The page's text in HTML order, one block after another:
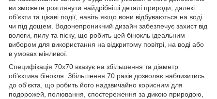
ви зможете розглянути найдрібніші деталі природи, далекі
об'єкти та цікаві події, навіть якщо вони відбуваються на воді
чи під дощем. Водонепроникний дизайн забезпечує захист від
вологи, пилу та піску, що робить цей бінокль ідеальним
вибором для використання на відкритому повітрі, на воді або
в умовах мінливої.
Специфікація 70x70 вказує на збільшення та діаметр
об'єктива бінокля. Збільшення 70 разів дозволяє наблизитись
до об'єкта, що робить його надзвичайно корисним для
подорожей, полювання, спостереження за дикою природою,